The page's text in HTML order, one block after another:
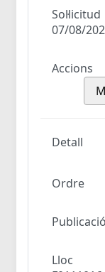
Sol·licitud
07/08/
Accions
Detall
Ordre
Publicació
Lloc